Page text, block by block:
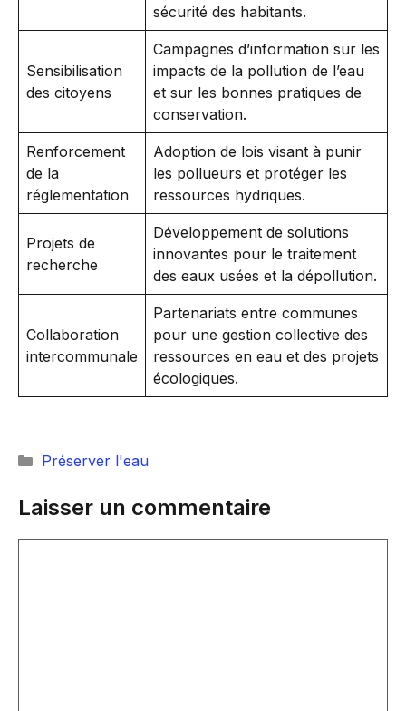
sécurité des habitants.
Sensibilisation
des citoyens
Campagnes d’information sur les
impacts de la pollution de l’eau
et sur les bonnes pratiques de
conservation.
Renforcement
de la
réglementation
Adoption de lois visant à punir
les pollueurs et protéger les
ressources hydriques.
Projets de
recherche
Développement de solutions
innovantes pour le traitement
des eaux usées et la dépollution.
Collaboration
intercommunale
Partenariats entre communes
pour une gestion collective des
ressources en eau et des projets
écologiques.
Catégories
Préserver l'eau
Laisser un commentaire